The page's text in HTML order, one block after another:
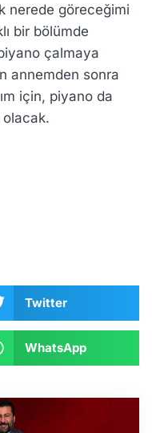
nerede göreceğimi
bir bölümde
çalmaya
annemden sonra
için, piyano da
olacak.
Twitter
WhatsApp